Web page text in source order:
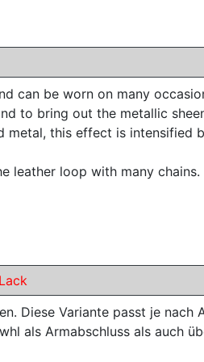
can be worn on many
to bring out the metallic
metal, this effect is intensified
leather loop with many chains.
Diese Variante passt je nach
als Armabschluss als auch